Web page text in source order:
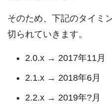
そのため、下記のタイミ
切られていきます。
2.0.x → 2017年11月
2.1.x → 2018年6月
2.2.x → 2019年?月